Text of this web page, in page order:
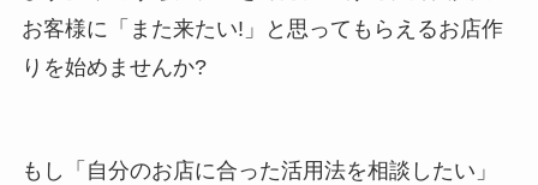
お客様に「また来たい!」と思ってもらえるお店作
りを始めませんか?
もし「自分のお店に合った活用法を相談したい」